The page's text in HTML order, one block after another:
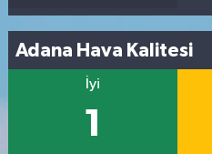
Adana Hava Kalitesi
İyi
1